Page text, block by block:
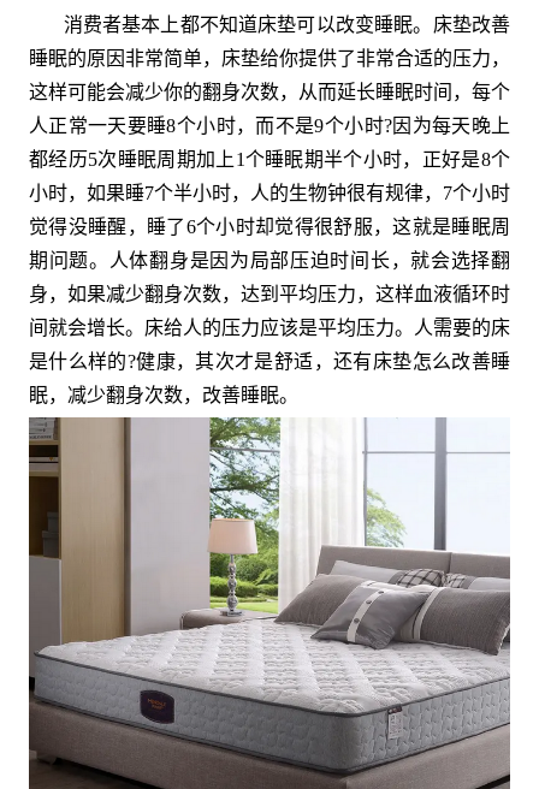
消费者基本上都不知道床垫可以改变睡眠。床垫改善
睡眠的原因非常简单，床垫给你提供了非常合适的压力，
这样可能会减少你的翻身次数，从而延长睡眠时间，每个
人正常一天要睡8个小时，而不是9个小时?因为每天晚上
都经历5次睡眠周期加上1个睡眠期半个小时，正好是8个
小时，如果睡7个半小时，人的生物钟很有规律，7个小时
觉得没睡醒，睡了6个小时却觉得很舒服，这就是睡眠周
期问题。人体翻身是因为局部压迫时间长，就会选择翻
身，如果减少翻身次数，达到平均压力，这样血液循环时
间就会增长。床给人的压力应该是平均压力。人需要的床
是什么样的?健康，其次才是舒适，还有床垫怎么改善睡
眠，减少翻身次数，改善睡眠。